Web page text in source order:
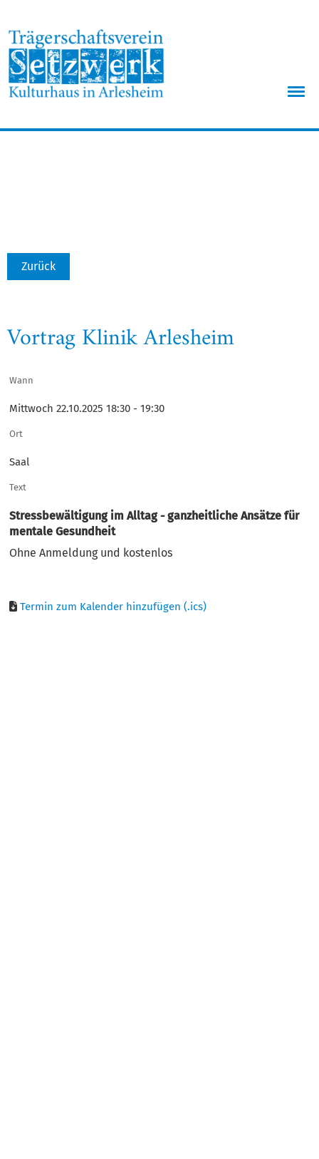
Zurück
Vortrag Klinik Arlesheim
Wann
Mittwoch 22.10.2025 18:30 - 19:30
Ort
Saal
Text
Stressbewältigung im Alltag - ganzheitliche Ansätze für
mentale Gesundheit
Ohne Anmeldung und kostenlos
Termin zum Kalender hinzufügen (.ics)